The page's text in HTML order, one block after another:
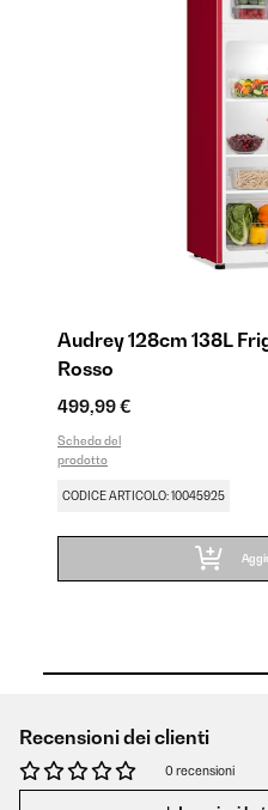
Audrey 128cm 138L
Rosso
499,99 €
Scheda del
prodotto
CODICE ARTICOLO: 10045925
Recensioni dei clienti
0 recensioni